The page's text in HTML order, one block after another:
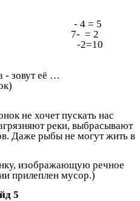
- 4 = 5
= 2
-2=10
- зовут её …
не хочет пускать нас
реки, выбрасывают
Даже рыбы не могут жить в
изображающую речное
прилеплен мусор.)
5